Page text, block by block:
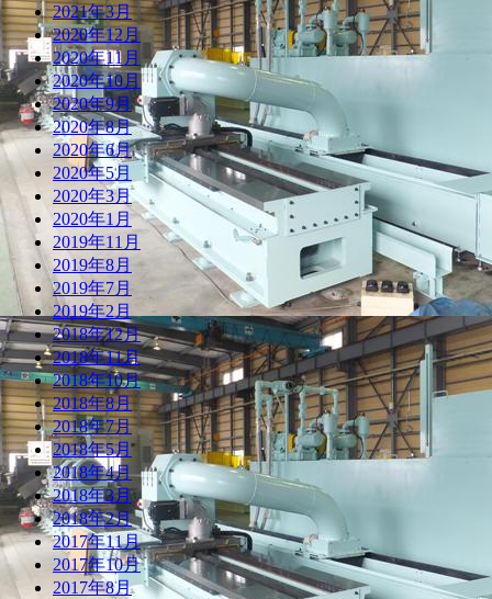
2021年3月
2020年12月
2020年11月
2020年10月
2020年9月
2020年8月
2020年6月
2020年5月
2020年3月
2020年1月
2019年11月
2019年8月
2019年7月
2019年2月
2018年12月
2018年11月
2018年10月
2018年8月
2018年7月
2018年5月
2018年4月
2018年3月
2018年2月
2017年11月
2017年10月
2017年8月